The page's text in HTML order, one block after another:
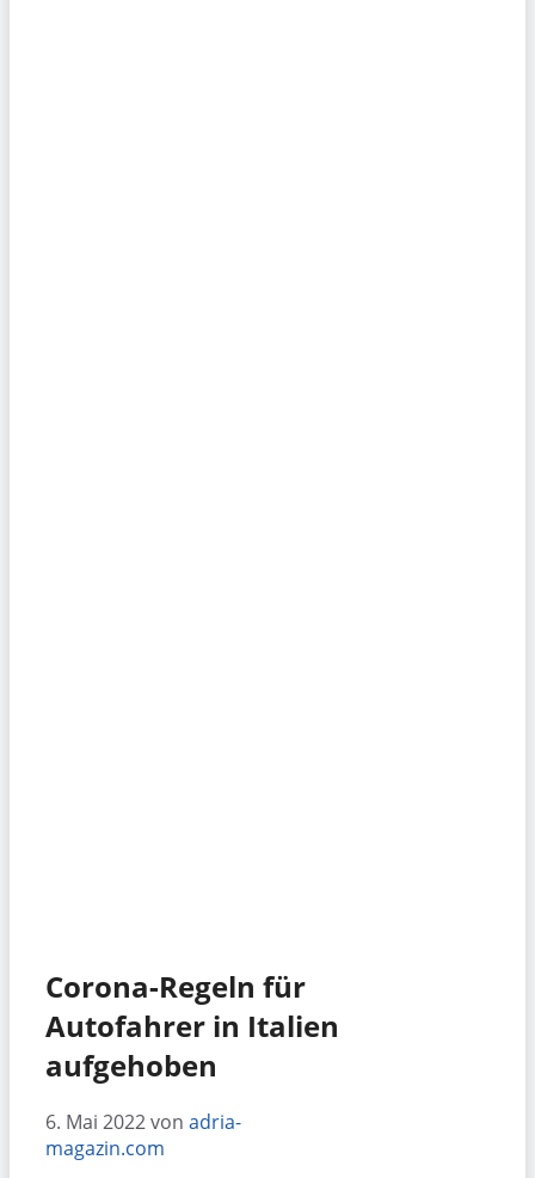
Corona-Regeln für
Autofahrer in Italien
aufgehoben
6. Mai 2022von adria-
magazin.com